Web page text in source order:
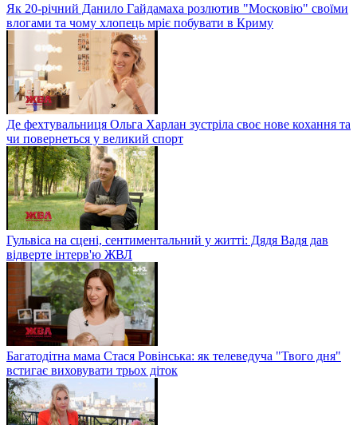
Як 20-річний Данило Гайдамаха розлютив "Московію" своїми
влогами та чому хлопець мріє побувати в Криму
Де фехтувальниця Ольга Харлан зустріла своє нове кохання та
чи повернеться у великий спорт
Гульвіса на сцені, сентиментальний у житті: Дядя Вадя дав
відверте інтерв'ю ЖВЛ
Багатодітна мама Стася Ровінська: як телеведуча "Твого дня"
встигає виховувати трьох діток